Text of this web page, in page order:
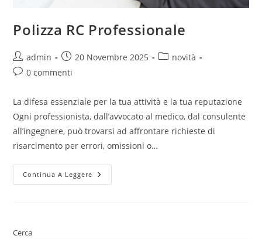
Polizza RC Professionale
admin 20 Novembre 2025
novità
0 commenti
La difesa essenziale per la tua attività e la tua reputazione
Ogni professionista, dall’avvocato al medico, dal consulente
all’ingegnere, può trovarsi ad affrontare richieste di
risarcimento per errori, omissioni o…
Continua A Leggere
Cerca